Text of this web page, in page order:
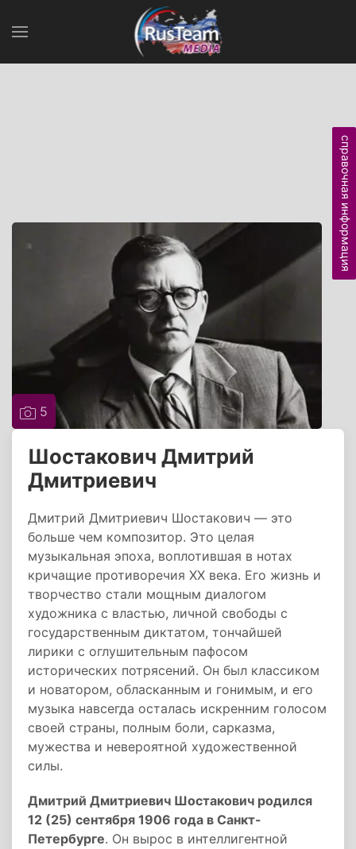
5
Шостакович Дмитрий
Дмитриевич
Дмитрий Дмитриевич Шостакович — это
больше чем композитор. Это целая
музыкальная эпоха, воплотившая в нотах
кричащие противоречия XX века. Его жизнь и
творчество стали мощным диалогом
художника с властью, личной свободы с
государственным диктатом, тончайшей
лирики с оглушительным пафосом
исторических потрясений. Он был классиком
и новатором, обласканным и гонимым, и его
музыка навсегда осталась искренним голосом
своей страны, полным боли, сарказма,
мужества и невероятной художественной
силы.
Дмитрий Дмитриевич Шостакович родился
12 (25) сентября 1906 года в Санкт-
Петербурге. Он вырос в интеллигентной
справочная информация